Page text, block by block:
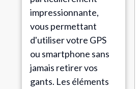
impressionnante,
vous permettant
d'utiliser votre GPS
ou smartphone sans
jamais retirer vos
gants. Les éléments